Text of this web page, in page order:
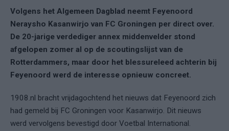
Volgens het Algemeen Dagblad neemt Feyenoord
Neraysho Kasanwirjo van FC Groningen per direct over.
De 20-jarige verdediger annex middenvelder stond
afgelopen zomer al op de scoutingslijst van de
Rotterdammers, maar door het blessureleed achterin bij
Feyenoord werd de interesse opnieuw concreet.
1908.nl bracht vrijdagochtend het nieuws dat Feyenoord zich
had gemeld bij FC Groningen voor Kasanwirjo. Dit nieuws
werd vervolgens bevestigd door Voetbal International.